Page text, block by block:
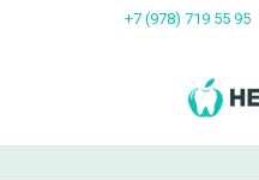
+7 (978) 719 55 95